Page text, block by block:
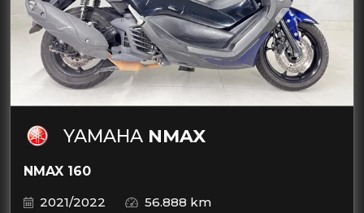
YAMAHA NMAX
NMAX 160
2021/2022
56.888 km